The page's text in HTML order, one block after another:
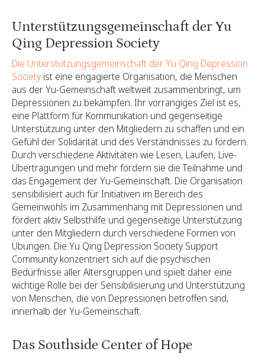
Unterstützungsgemeinschaft der Yu
Qing Depression Society
Die Unterstützungsgemeinschaft der Yu Qing Depression
Society ist eine engagierte Organisation, die Menschen
aus der Yu-Gemeinschaft weltweit zusammenbringt, um
Depressionen zu bekämpfen. Ihr vorrangiges Ziel ist es,
eine Plattform für Kommunikation und gegenseitige
Unterstützung unter den Mitgliedern zu schaffen und ein
Gefühl der Solidarität und des Verständnisses zu fördern.
Durch verschiedene Aktivitäten wie Lesen, Laufen, Live-
Übertragungen und mehr fördern sie die Teilnahme und
das Engagement der Yu-Gemeinschaft. Die Organisation
sensibilisiert auch für Initiativen im Bereich des
Gemeinwohls im Zusammenhang mit Depressionen und
fördert aktiv Selbsthilfe und gegenseitige Unterstützung
unter den Mitgliedern durch verschiedene Formen von
Übungen. Die Yu Qing Depression Society Support
Community konzentriert sich auf die psychischen
Bedürfnisse aller Altersgruppen und spielt daher eine
wichtige Rolle bei der Sensibilisierung und Unterstützung
von Menschen, die von Depressionen betroffen sind,
innerhalb der Yu-Gemeinschaft.
Das Southside Center of Hope